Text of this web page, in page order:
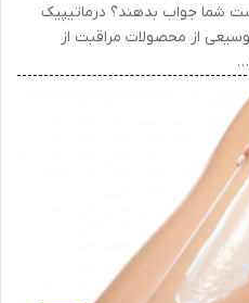
شما جواب بدهند؟ درماتیپیک
از محصولات مراقبت از